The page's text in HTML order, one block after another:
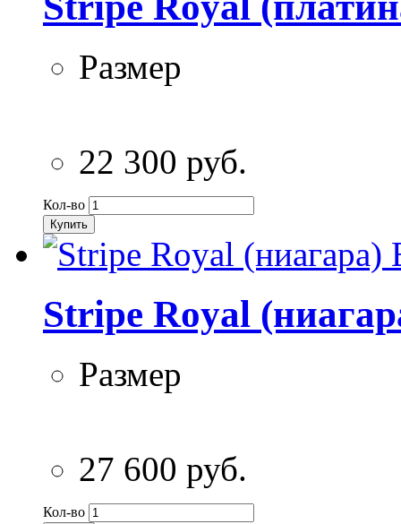
Размер
22 300 руб.
Кол-во
Купить
Stripe Royal
Размер
27 600 руб.
Кол-во